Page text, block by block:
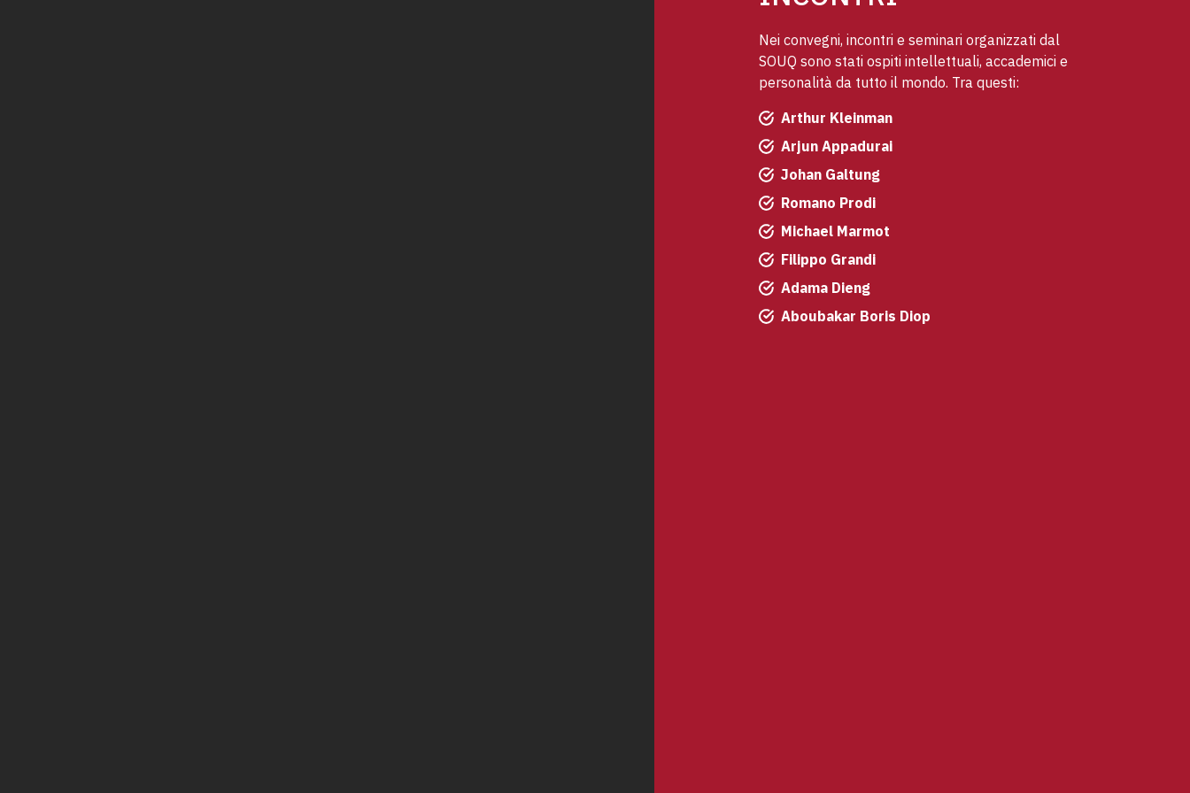
Nei convegni, incontri e seminari organizzati dal
SOUQ sono stati ospiti intellettuali, accademici e
personalità da tutto il mondo. Tra questi:
Arthur Kleinman
Arjun Appadurai
Johan Galtung
Romano Prodi
Michael Marmot
Filippo Grandi
Adama Dieng
Aboubakar Boris Diop